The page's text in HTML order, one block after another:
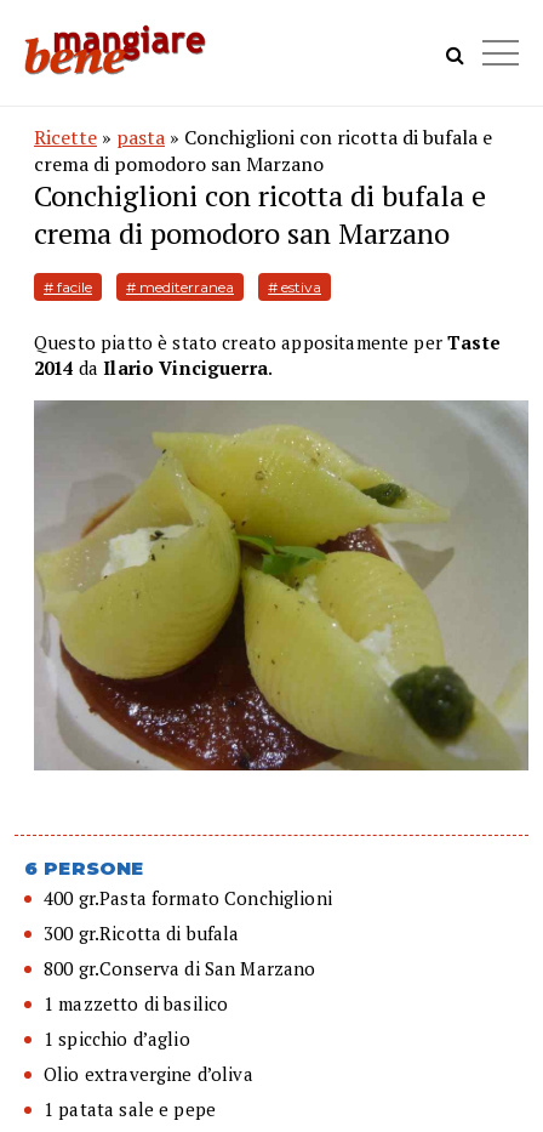
Ricette » pasta » Conchiglioni con ricotta di bufala e
crema di pomodoro san Marzano
Conchiglioni con ricotta di bufala e
crema di pomodoro san Marzano
# facile # mediterranea # estiva
Questo piatto è stato creato appositamente perTaste
2014 daIlario Vinciguerra.
6 PERSONE
400 gr.Pasta formato Conchiglioni
300 gr.Ricotta di bufala
800 gr.Conserva di San Marzano
1 mazzetto di basilico
1 spicchio d’aglio
Olio extravergine d’oliva
1 patata sale e pepe